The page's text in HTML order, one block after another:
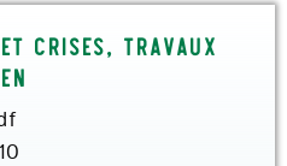
et crises, travaux
10